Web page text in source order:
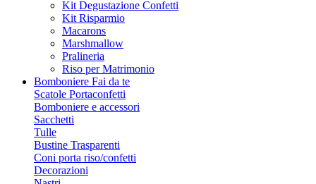
Kit Degustazione Confetti
Kit Risparmio
Macarons
Marshmallow
Pralineria
Riso per Matrimonio
Bomboniere Fai da te
Scatole Portaconfetti
Bomboniere e accessori
Sacchetti
Tulle
Bustine Trasparenti
Coni porta riso/confetti
Decorazioni